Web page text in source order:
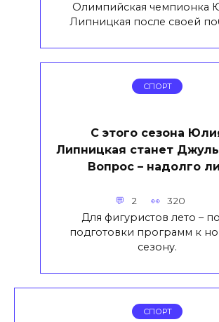
Олимпийская чемпионка
Липницкая после своей
СПОРТ
С этого сезона
Липницкая станет
Вопрос – надолго
2 320
Для фигуристов лето –
подготовки программ к
сезону.
СПОРТ